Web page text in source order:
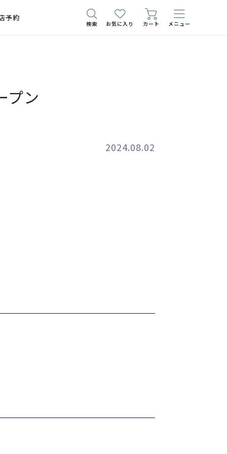
予約
検索 お気に入り カート メニュー
プン
2024.08.02